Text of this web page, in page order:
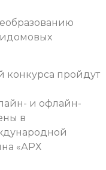
конкурса пройдут
и офлайн-
в
«АРХ